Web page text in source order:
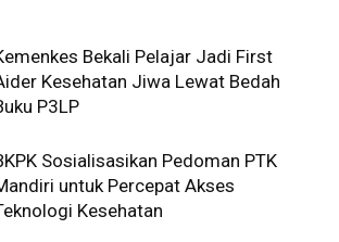
Bekali Pelajar Jadi First
Kesehatan Jiwa Lewat Bedah
P3LP
Sosialisasikan Pedoman PTK
untuk Percepat Akses
Kesehatan